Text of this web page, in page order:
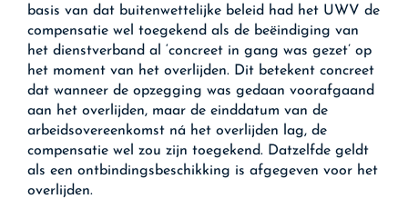
basis van dat buitenwettelijke beleid had het UWV de
compensatie wel toegekend als de beëindiging van
het dienstverband al ‘concreet in gang was gezet’ op
het moment van het overlijden. Dit betekent concreet
dat wanneer de opzegging was gedaan voorafgaand
aan het overlijden, maar de einddatum van de
arbeidsovereenkomst ná het overlijden lag, de
compensatie wel zou zijn toegekend. Datzelfde geldt
als een ontbindingsbeschikking is afgegeven voor het
overlijden.